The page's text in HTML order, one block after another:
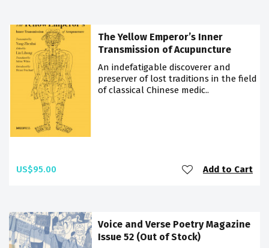
The Yellow Emperor’s Inner
Transmission of Acupuncture
An indefatigable discoverer and
preserver of lost traditions in the field
of classical Chinese medic..
US$95.00 Add to Cart
Voice and Verse Poetry Magazine
Issue 52 (Out of Stock)